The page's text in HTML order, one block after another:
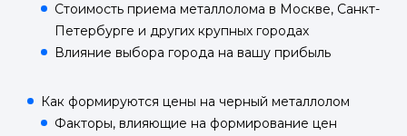
Стоимость приема металлолома в Москве, Санкт-
Петербурге и других крупных городах
Влияние выбора города на вашу прибыль
Как формируются цены на черный металлолом
Факторы, влияющие на формирование цен